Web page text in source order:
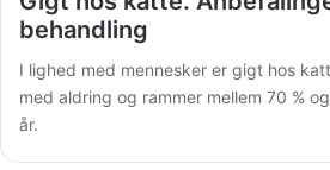
behandling
I lighed med mennesker er gigt hos
med aldring og rammer mellem 70 %
år.